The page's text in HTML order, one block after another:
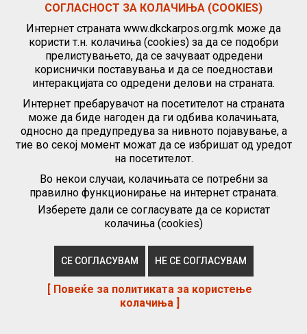
ПОВЕЌЕ...
Галерија - КВИЗ БАМБИНИ -
ЈУДГ „КОЧО РАЦИН“ -
Капиштец 2023
Објавено: 13 Октомври 2023
СОГЛАСНОСТ ЗА КОЛАЧИЊА (COOKIES)
Интернет страната www.dkckarpos.org.mk може да
користи т.н. колачиња (cookies) за да се подобри
прелистувањето, да се зачуваат одредени
кориснички поставувања и да се поедностави
интеракцијата со одредени делови на страната.
Интернет пребарувачот на посетителот на страната
може да биде нагоден да ги одбива колачињата,
односно да предупредува за нивното појавување, а
тие во секој момент можат да се избришат од уредот
на посетителот.
Во некои случаи, колачињата се потребни за
правилно функционирање на интернет страната.
Изберете дали се согласувате да се користат
колачиња (cookies)
СЕ СОГЛАСУВАМ НЕ СЕ СОГЛАСУВАМ
[ Повеќе за политиката за користење
колачиња ]